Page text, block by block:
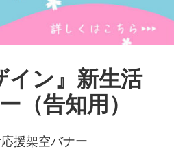
イン』新生活
（告知用）
援架空バナー